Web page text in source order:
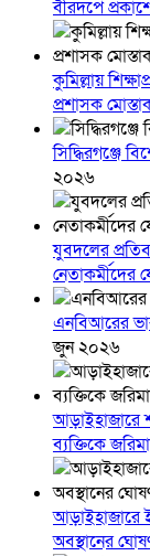
বীরদর্পে
কুমিল্লায়
প্রশাসক
সিদ্ধিরগঞ্জে
২০২৬
যুবদলের
নেতাকর্মীদের
এনবিআরের
জুন ২০২৬
আড়াইহাজারে
ব্যক্তিকে
আড়াইহাজারে
অবস্থানের